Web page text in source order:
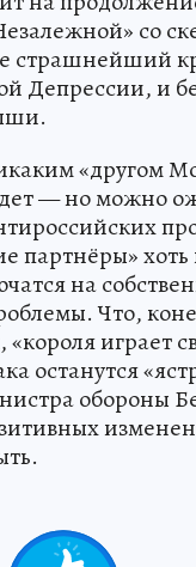
со
страшнейший
Депрессии, и
«другом
— но можно
партнёры»
на
Что,
играет
останутся
обороны